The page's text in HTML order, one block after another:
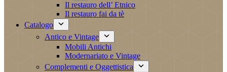
Il restauro dell’ Etnico
Il restauro fai da tè
Catalogo
Antico e Vintage
Mobili Antichi
Modernariato e Vintage
Complementi e Oggettistica